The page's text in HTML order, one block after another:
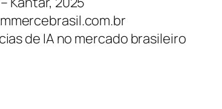
de IA no mercado brasileiro